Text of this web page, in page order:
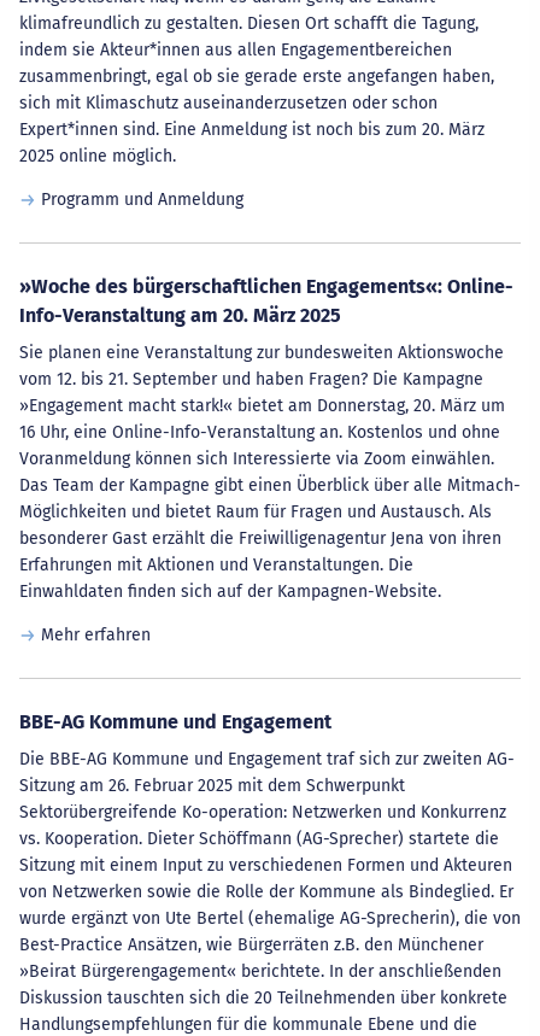
klimafreundlich zu gestalten. Diesen Ort schafft die Tagung,
indem sie Akteur*innen aus allen Engagementbereichen
zusammenbringt, egal ob sie gerade erste angefangen haben,
sich mit Klimaschutz auseinanderzusetzen oder schon
Expert*innen sind. Eine Anmeldung ist noch bis zum 20. März
2025 online möglich.
Programm und Anmeldung
»Woche des bürgerschaftlichen Engagements«: Online-
Info-Veranstaltung am 20. März 2025
Sie planen eine Veranstaltung zur bundesweiten Aktionswoche
vom 12. bis 21. September und haben Fragen? Die Kampagne
»Engagement macht stark!« bietet am Donnerstag, 20. März um
16 Uhr, eine Online-Info-Veranstaltung an. Kostenlos und ohne
Voranmeldung können sich Interessierte via Zoom einwählen.
Das Team der Kampagne gibt einen Überblick über alle Mitmach-
Möglichkeiten und bietet Raum für Fragen und Austausch. Als
besonderer Gast erzählt die Freiwilligenagentur Jena von ihren
Erfahrungen mit Aktionen und Veranstaltungen. Die
Einwahldaten finden sich auf der Kampagnen-Website.
Mehr erfahren
BBE-AG Kommune und Engagement
Die BBE-AG Kommune und Engagement traf sich zur zweiten AG-
Sitzung am 26. Februar 2025 mit dem Schwerpunkt
Sektorübergreifende Ko-operation: Netzwerken und Konkurrenz
vs. Kooperation. Dieter Schöffmann (AG-Sprecher) startete die
Sitzung mit einem Input zu verschiedenen Formen und Akteuren
von Netzwerken sowie die Rolle der Kommune als Bindeglied. Er
wurde ergänzt von Ute Bertel (ehemalige AG-Sprecherin), die von
Best-Practice Ansätzen, wie Bürgerräten z.B. den Münchener
»Beirat Bürgerengagement« berichtete. In der anschließenden
Diskussion tauschten sich die 20 Teilnehmenden über konkrete
Handlungsempfehlungen für die kommunale Ebene und die